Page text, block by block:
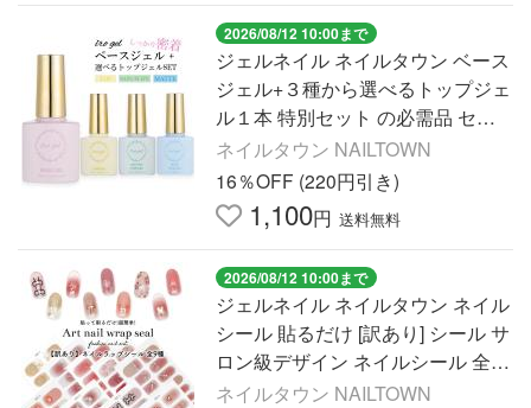
2026/08/12 10:00まで
ジェルネイル ネイルタウン ベース
ジェル+３種から選べるトップジェ
ル１本 特別セット の必需品 セッ
トでお得
ネイルタウン NAILTOWN
16％OFF (220円引き)
1,100円 送料無料
2026/08/12 10:00まで
ジェルネイル ネイルタウン ネイル
シール 貼るだけ [訳あり] シール サ
ロン級デザイン ネイルシール 全9
種 ネイルラップ
ネイルタウン NAILTOWN